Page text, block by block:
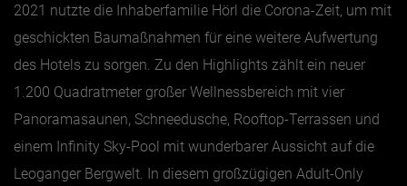
2021 nutzte die Inhaberfamilie Hörl die Corona-Zeit, um mit
geschickten Baumaßnahmen für eine weitere Aufwertung
des Hotels zu sorgen. Zu den Highlights zählt ein neuer
1.200 Quadratmeter großer Wellnessbereich mit vier
Panoramasaunen, Schneedusche, Rooftop-Terrassen und
einem Infinity Sky-Pool mit wunderbarer Aussicht auf die
Leoganger Bergwelt. In diesem großzügigen Adult-Only